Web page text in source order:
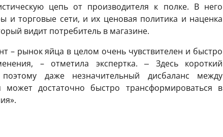
цепь от производителя к полке. В него
и торговые сети, и их ценовая политика и наценка
видит потребитель в магазине.
– рынок яйца в целом очень чувствителен и быстро
– отметила экспертка. ‒ Здесь короткий
даже незначительный дисбаланс между
достаточно быстро трансформироваться в